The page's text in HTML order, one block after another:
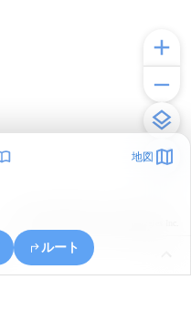
地図
ルート